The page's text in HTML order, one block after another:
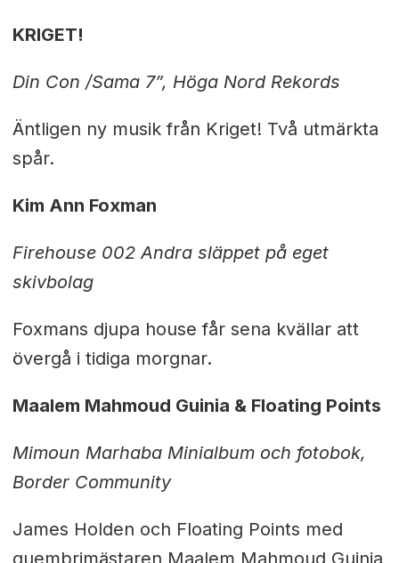
KRIGET!
Din Con /Sama 7”, Höga Nord Rekords
Äntligen ny musik från Kriget! Två utmärkta
spår.
Kim Ann Foxman
Firehouse 002 Andra släppet på eget
skivbolag
Foxmans djupa house får sena kvällar att
övergå i tidiga morgnar.
Maalem Mahmoud Guinia & Floating Points
Mimoun Marhaba Minialbum och fotobok,
Border Community
James Holden och Floating Points med
guembrimästaren Maalem Mahmoud Guinia